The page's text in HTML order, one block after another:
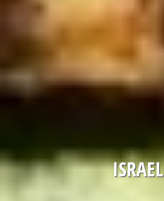
ISRAEL